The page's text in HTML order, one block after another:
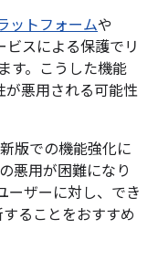
ットフォームや
ビスによる保護でリ
す。こうした機能
が悪用される可能性
版での機能強化に
悪用が困難になり
ーザーに対し、でき
ることをおすすめ